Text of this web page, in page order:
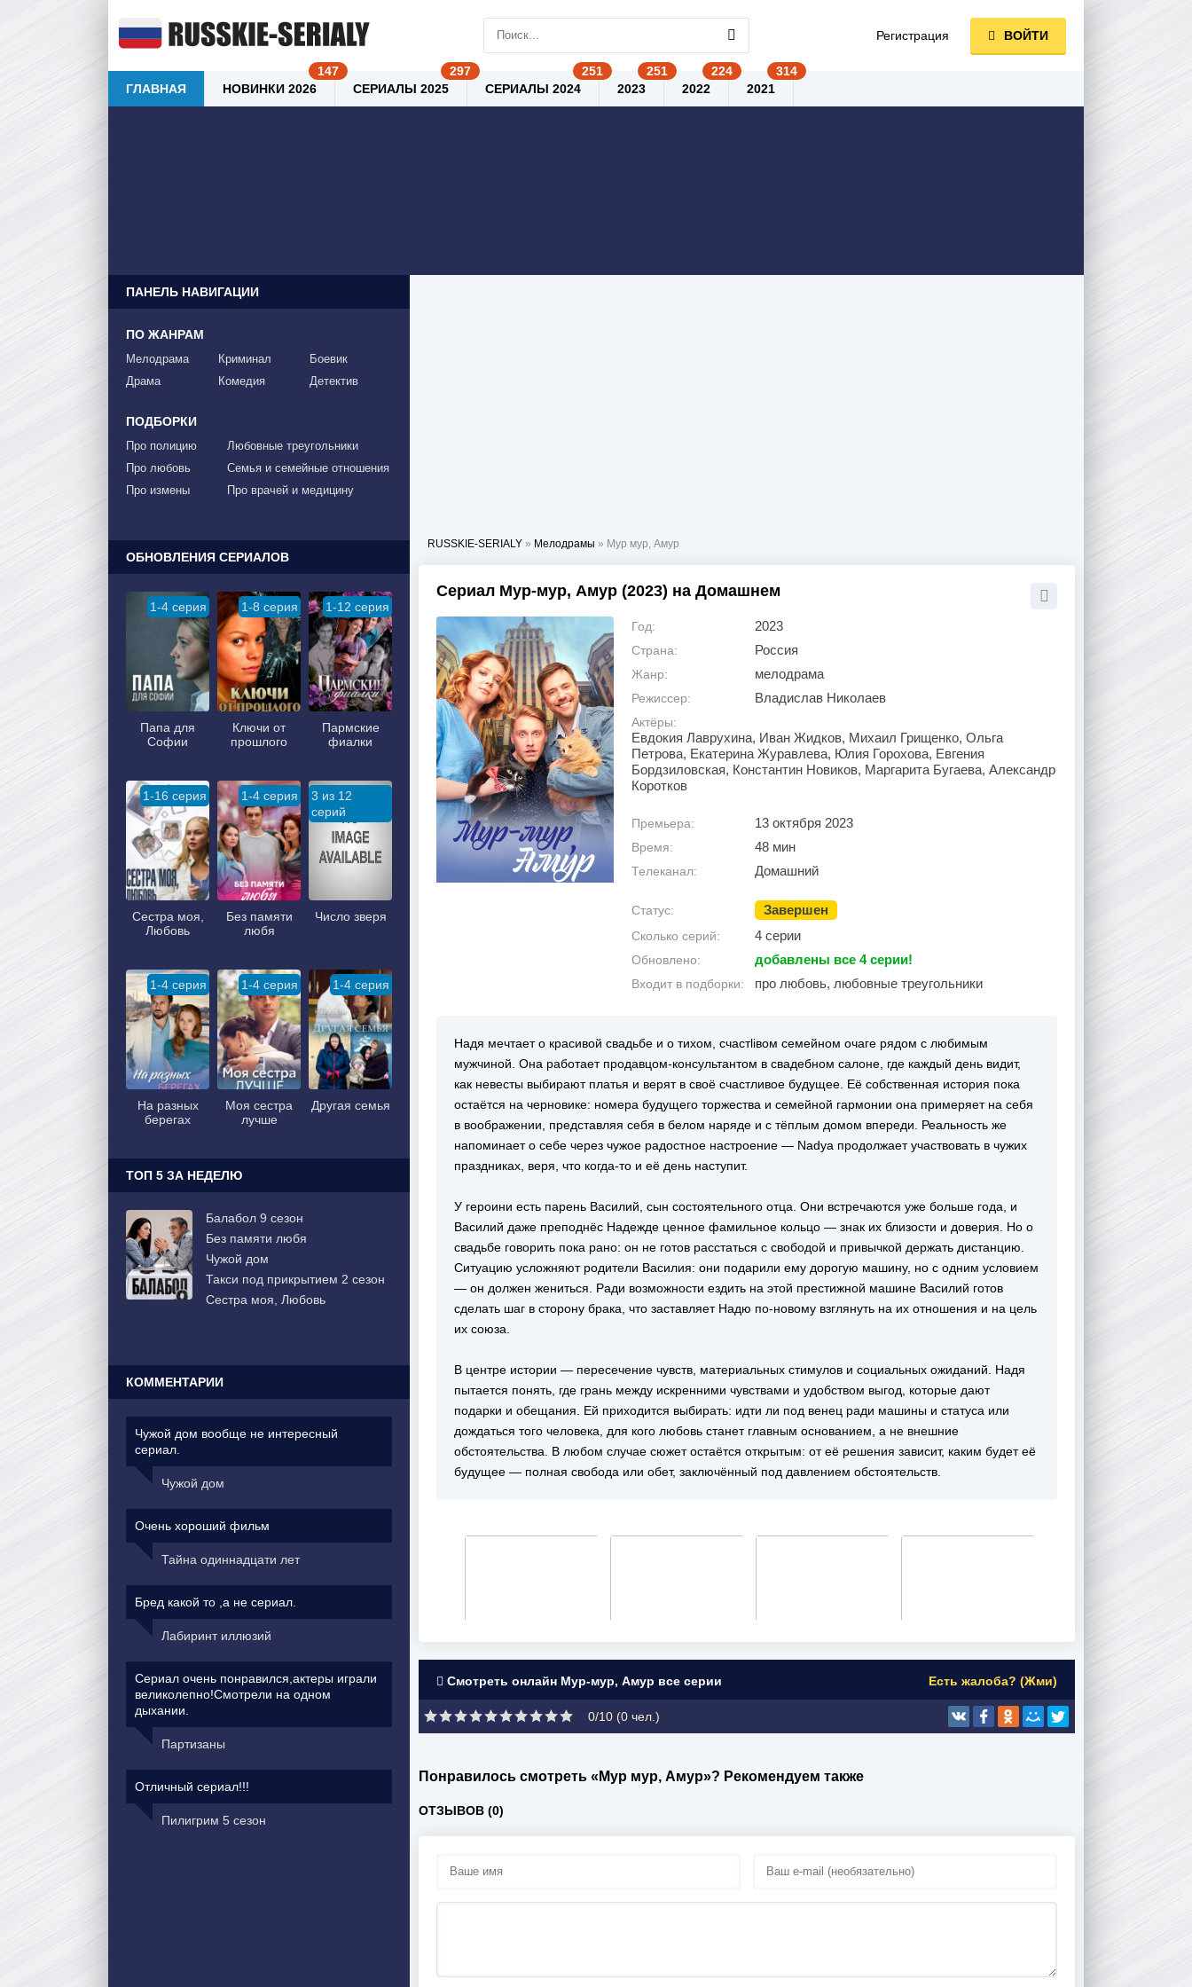
RUSSKIE-SERIALY » Мелодрамы » Мур мур, Амур
Сериал Мур-мур, Амур (2023) на Домашнем
Год: 2023
Страна: Россия
Жанр: мелодрама
Режиссер: Владислав Николаев
Актёры:
Евдокия Лаврухина, Иван Жидков, Михаил Грищенко, Ольга
Петрова, Екатерина Журавлева, Юлия Горохова, Евгения
Бордзиловская, Константин Новиков, Маргарита Бугаева, Александр
Коротков
Премьера: 13 октября 2023
Время: 48 мин
Телеканал: Домашний
Статус: Завершен
Сколько серий: 4 серии
Обновлено: добавлены все 4 серии!
Входит в подборки: про любовь, любовные треугольники
Надя мечтает о красивой свадьбе и о тихом, счастliвом семейном очаге рядом с любимым
мужчиной. Она работает продавцом-консультантом в свадебном салоне, где каждый день видит,
как невесты выбирают платья и верят в своё счастливое будущее. Её собственная история пока
остаётся на черновике: номера будущего торжества и семейной гармонии она примеряет на себя
в воображении, представляя себя в белом наряде и с тёплым домом впереди. Реальность же
напоминает о себе через чужое радостное настроение — Nadya продолжает участвовать в чужих
праздниках, веря, что когда-то и её день наступит.
У героини есть парень Василий, сын состоятельного отца. Они встречаются уже больше года, и
Василий даже преподнёс Надежде ценное фамильное кольцо — знак их близости и доверия. Но о
свадьбе говорить пока рано: он не готов расстаться с свободой и привычкой держать дистанцию.
Ситуацию усложняют родители Василия: они подарили ему дорогую машину, но с одним условием
— он должен жениться. Ради возможности ездить на этой престижной машине Василий готов
сделать шаг в сторону брака, что заставляет Надю по-новому взглянуть на их отношения и на цель
их союза.
В центре истории — пересечение чувств, материальных стимулов и социальных ожиданий. Надя
пытается понять, где грань между искренними чувствами и удобством выгод, которые дают
подарки и обещания. Ей приходится выбирать: идти ли под венец ради машины и статуса или
дождаться того человека, для кого любовь станет главным основанием, а не внешние
обстоятельства. В любом случае сюжет остаётся открытым: от её решения зависит, каким будет её
будущее — полная свобода или обет, заключённый под давлением обстоятельств.
Смотреть онлайн Мур-мур, Амур все серии Есть жалоба? (Жми)
0/10 (0 чел.)
Понравилось смотреть «Мур мур, Амур»? Рекомендуем также
ОТЗЫВОВ (0)
ПАНЕЛЬ НАВИГАЦИИ
ПО ЖАНРАМ
Мелодрама
Драма
Криминал
Комедия
Боевик
Детектив
ПОДБОРКИ
Про полицию
Про любовь
Про измены
Любовные треугольники
Семья и семейные отношения
Про врачей и медицину
ОБНОВЛЕНИЯ СЕРИАЛОВ
1-4 серия
Папа для
Софии
1-8 серия
Ключи от
прошлого
1-12 серия
Пармские
фиалки
1-16 серия
Сестра моя,
Любовь
1-4 серия
Без памяти
любя
3 из 12
серий
Число зверя
1-4 серия
На разных
берегах
1-4 серия
Моя сестра
лучше
1-4 серия
Другая семья
ТОП 5 ЗА НЕДЕЛЮ
Балабол 9 сезон
Без памяти любя
Чужой дом
Такси под прикрытием 2 сезон
Сестра моя, Любовь
КОММЕНТАРИИ
Чужой дом вообще не интересный
сериал.
Чужой дом
Очень хороший фильм
Тайна одиннадцати лет
Бред какой то ,а не сериал.
Лабиринт иллюзий
Сериал очень понравился,актеры играли
великолепно!Смотрели на одном
дыхании.
Партизаны
Отличный сериал!!!
Пилигрим 5 сезон
Регистрация ВОЙТИ
ГЛАВНАЯ НОВИНКИ 2026 СЕРИАЛЫ 2025 СЕРИАЛЫ 2024 2023 2022 2021